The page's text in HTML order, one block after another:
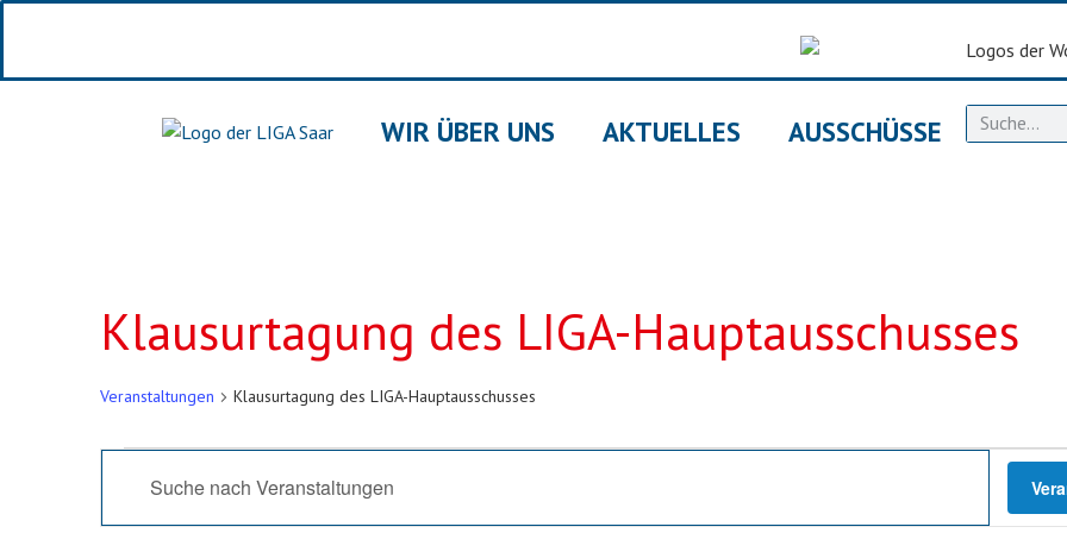
WIR ÜBER UNS AKTUELLES AUSSCHÜSSE
Klausurtagung des LIGA-Hauptausschusses
Veranstaltungen Klausurtagung des LIGA-Hauptausschusses
Suche
und